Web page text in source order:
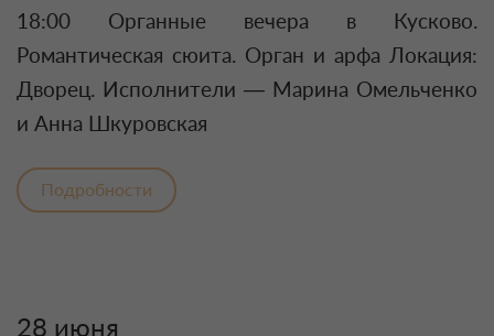
18:00 Органные вечера в Кусково.
Романтическая сюита. Орган и арфа Локация:
Дворец. Исполнители — Марина Омельченко
и Анна Шкуровская
Подробности
28 июня